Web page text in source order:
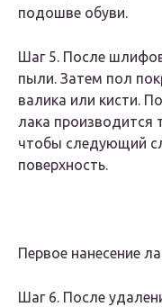
подошве обуви.
Шаг 5. После
пыли. Затем пол
валика или кисти.
лака производится
чтобы следующий
поверхность.
Первое нанесение
Шаг 6. После